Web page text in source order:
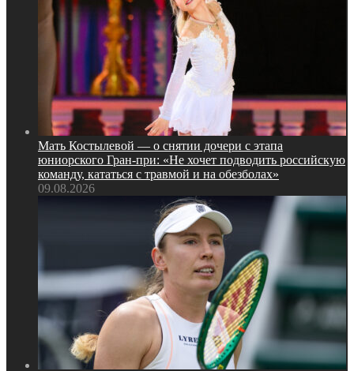
Мать Костылевой — о снятии дочери с этапа
юниорского Гран‑при: «Не хочет подводить российскую
команду, кататься с травмой и на обезболах»
09.08.2026